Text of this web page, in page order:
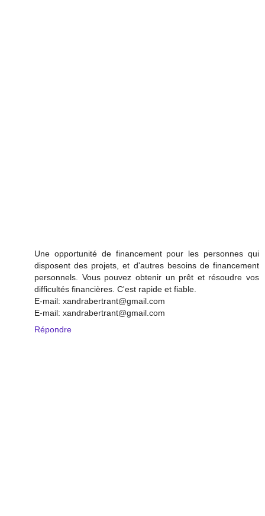
Une opportunité de financement pour les personnes qui
disposent des projets, et d'autres besoins de financement
personnels. Vous pouvez obtenir un prêt et résoudre vos
difficultés financières. C'est rapide et fiable.
E-mail: xandrabertrant@gmail.com
E-mail: xandrabertrant@gmail.com
Répondre